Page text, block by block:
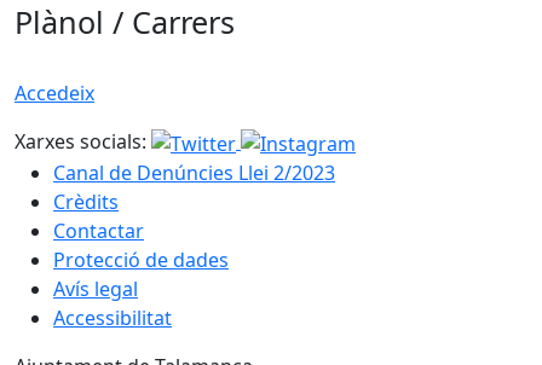
Plànol / Carrers
Accedeix
Xarxes socials:
Canal de Denúncies Llei 2/2023
Crèdits
Contactar
Protecció de dades
Avís legal
Accessibilitat